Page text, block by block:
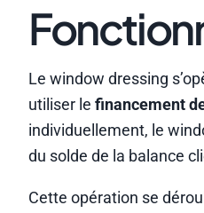
Le window dressing
utiliser le financement
individuellement, le
du solde de la balance
Cette opération se